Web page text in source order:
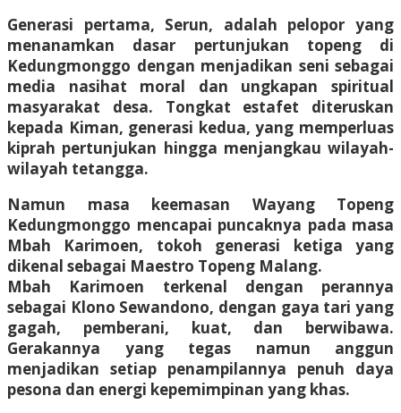
Generasi pertama, Serun, adalah pelopor yang
menanamkan dasar pertunjukan topeng di
Kedungmonggo dengan menjadikan seni sebagai
media nasihat moral dan ungkapan spiritual
masyarakat desa. Tongkat estafet diteruskan
kepada Kiman, generasi kedua, yang memperluas
kiprah pertunjukan hingga menjangkau wilayah-
wilayah tetangga.
Namun masa keemasan Wayang Topeng
Kedungmonggo mencapai puncaknya pada masa
Mbah Karimoen, tokoh generasi ketiga yang
dikenal sebagai Maestro Topeng Malang.
Mbah Karimoen terkenal dengan perannya
sebagai Klono Sewandono, dengan gaya tari yang
gagah, pemberani, kuat, dan berwibawa.
Gerakannya yang tegas namun anggun
menjadikan setiap penampilannya penuh daya
pesona dan energi kepemimpinan yang khas.